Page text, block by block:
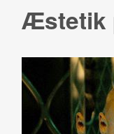
Æstetik